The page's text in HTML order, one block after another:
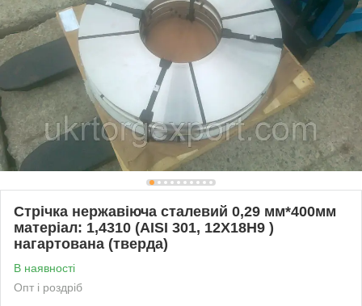
Стрічка нержавіюча сталевий 0,29 мм*400мм
матеріал: 1,4310 (AISI 301, 12Х18Н9 )
нагартована (тверда)
В наявності
Опт і роздріб